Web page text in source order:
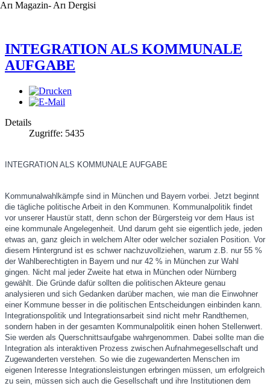
Arı Magazin- Arı Dergisi
INTEGRATION ALS KOMMUNALE
AUFGABE
Details
Zugriffe: 5435
INTEGRATION ALS KOMMUNALE AUFGABE
Kommunalwahlkämpfe sind in München und Bayern vorbei. Jetzt beginnt
die tägliche politische Arbeit in den Kommunen. Kommunalpolitik findet
vor unserer Haustür statt, denn schon der Bürgersteig vor dem Haus ist
eine kommunale Angelegenheit. Und darum geht sie eigentlich jede, jeden
etwas an, ganz gleich in welchem Alter oder welcher sozialen Position. Vor
diesem Hintergrund ist es schwer nachzuvollziehen, warum z.B. nur 55 %
der Wahlberechtigten in Bayern und nur 42 % in München zur Wahl
gingen. Nicht mal jeder Zweite hat etwa in München oder Nürnberg
gewählt. Die Gründe dafür sollten die politischen Akteure genau
analysieren und sich Gedanken darüber machen, wie man die Einwohner
einer Kommune besser in die politischen Entscheidungen einbinden kann.
Integrationspolitik und Integrationsarbeit sind nicht mehr Randthemen,
sondern haben in der gesamten Kommunalpolitik einen hohen Stellenwert.
Sie werden als Querschnittsaufgabe wahrgenommen. Dabei sollte man die
Integration als interaktiven Prozess zwischen Aufnahmegesellschaft und
Zugewanderten verstehen. So wie die zugewanderten Menschen im
eigenen Interesse Integrationsleistungen erbringen müssen, um erfolgreich
zu sein, müssen sich auch die Gesellschaft und ihre Institutionen dem